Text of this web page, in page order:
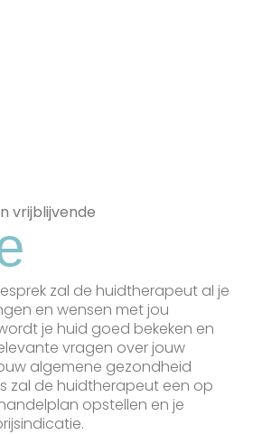
vrijblijvende
zal de huidtherapeut al je
en wensen met jou
je huid goed bekeken en
vragen over jouw
algemene gezondheid
zal de huidtherapeut een op
opstellen en je